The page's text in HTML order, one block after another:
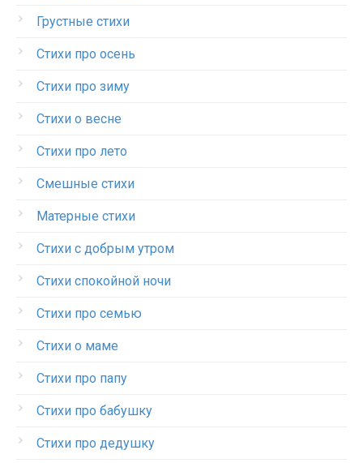
Грустные стихи
Стихи про осень
Стихи про зиму
Стихи о весне
Стихи про лето
Смешные стихи
Матерные стихи
Стихи с добрым утром
Стихи спокойной ночи
Стихи про семью
Стихи о маме
Стихи про папу
Стихи про бабушку
Стихи про дедушку